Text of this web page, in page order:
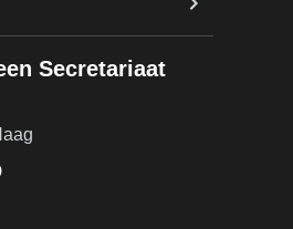
Secretariaat
pagina (opent in nieuw
pagina (opent in nieuw
Instagram pagina (opent in